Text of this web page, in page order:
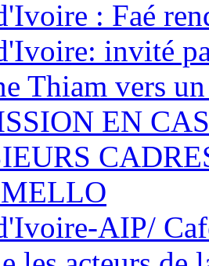
: Faé
invité
Thiam vers
EN
AIP/